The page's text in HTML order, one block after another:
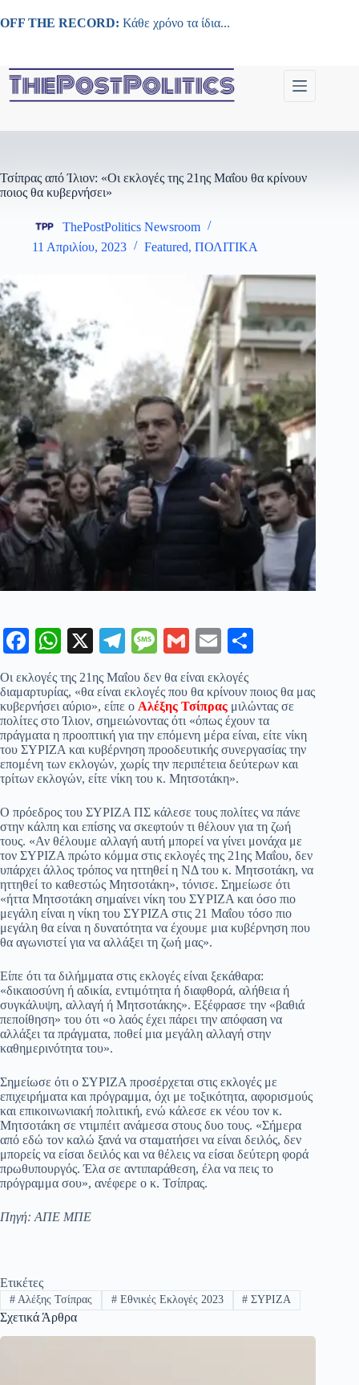
στο
OFF THE RECORD: Κάθε χρόνο τα ίδια...
Τσίπρας από Ίλιον: «Οι εκλογές της 21ης Μαΐου θα κρίνουν
ποιος θα κυβερνήσει»
ThePostPolitics Newsroom
11 Απριλίου, 2023
Featured, ΠΟΛΙΤΙΚΑ
Fa
ce
bo
ok
W
ha
ts
A
pp
X
Te
le
gr
a
m
M
es
sa
ge
G
ail
E
m
ail ρ
α
στ
εί
Οι εκλογές της 21ης Μαΐου δεν θα είναι εκλογές
διαμαρτυρίας, «θα είναι εκλογές που θα κρίνουν ποιος θα μας
κυβερνήσει αύριο», είπε ο Αλέξης Τσίπρας μιλώντας σε
πολίτες στο Ίλιον, σημειώνοντας ότι «όπως έχουν τα
πράγματα η προοπτική για την επόμενη μέρα είναι, είτε νίκη
του ΣΥΡΙΖΑ και κυβέρνηση προοδευτικής συνεργασίας την
επομένη των εκλογών, χωρίς την περιπέτεια δεύτερων και
τρίτων εκλογών, είτε νίκη του κ. Μητσοτάκη».
Ο πρόεδρος του ΣΥΡΙΖΑ ΠΣ κάλεσε τους πολίτες να πάνε
στην κάλπη και επίσης να σκεφτούν τι θέλουν για τη ζωή
τους. «Αν θέλουμε αλλαγή αυτή μπορεί να γίνει μονάχα με
τον ΣΥΡΙΖΑ πρώτο κόμμα στις εκλογές της 21ης Μαΐου, δεν
υπάρχει άλλος τρόπος να ηττηθεί η ΝΔ του κ. Μητσοτάκη, να
ηττηθεί το καθεστώς Μητσοτάκη», τόνισε. Σημείωσε ότι
«ήττα Μητσοτάκη σημαίνει νίκη του ΣΥΡΙΖΑ και όσο πιο
μεγάλη είναι η νίκη του ΣΥΡΙΖΑ στις 21 Μαΐου τόσο πιο
μεγάλη θα είναι η δυνατότητα να έχουμε μια κυβέρνηση που
θα αγωνιστεί για να αλλάξει τη ζωή μας».
Είπε ότι τα διλήμματα στις εκλογές είναι ξεκάθαρα:
«δικαιοσύνη ή αδικία, εντιμότητα ή διαφθορά, αλήθεια ή
συγκάλυψη, αλλαγή ή Μητσοτάκης». Εξέφρασε την «βαθιά
πεποίθηση» του ότι «ο λαός έχει πάρει την απόφαση να
αλλάξει τα πράγματα, ποθεί μια μεγάλη αλλαγή στην
καθημερινότητα του».
Σημείωσε ότι ο ΣΥΡΙΖΑ προσέρχεται στις εκλογές με
επιχειρήματα και πρόγραμμα, όχι με τοξικότητα, αφορισμούς
και επικοινωνιακή πολιτική, ενώ κάλεσε εκ νέου τον κ.
Μητσοτάκη σε ντιμπέιτ ανάμεσα στους δυο τους. «Σήμερα
από εδώ τον καλώ ξανά να σταματήσει να είναι δειλός, δεν
μπορείς να είσαι δειλός και να θέλεις να είσαι δεύτερη φορά
πρωθυπουργός. Έλα σε αντιπαράθεση, έλα να πεις το
πρόγραμμα σου», ανέφερε ο κ. Τσίπρας.
Πηγή: ΑΠΕ ΜΠΕ
Ετικέτες
#Αλέξης Τσίπρας #Εθνικές Εκλογές 2023 # ΣΥΡΙΖΑ
Σχετικά Άρθρα